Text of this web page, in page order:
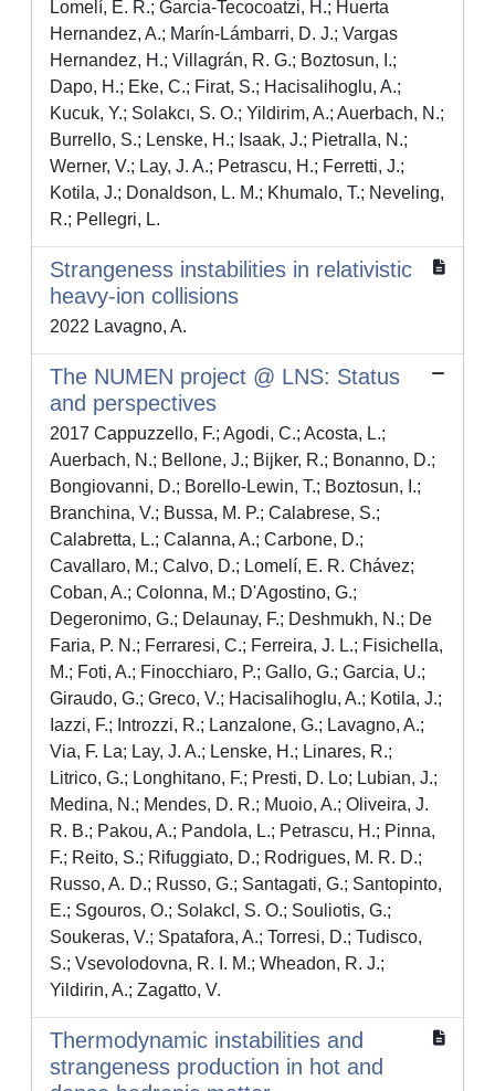
Lomelí, E. R.; Garcia-Tecocoatzi, H.; Huerta
Hernandez, A.; Marín-Lámbarri, D. J.; Vargas
Hernandez, H.; Villagrán, R. G.; Boztosun, I.;
Dapo, H.; Eke, C.; Firat, S.; Hacisalihoglu, A.;
Kucuk, Y.; Solakcı, S. O.; Yildirim, A.; Auerbach, N.;
Burrello, S.; Lenske, H.; Isaak, J.; Pietralla, N.;
Werner, V.; Lay, J. A.; Petrascu, H.; Ferretti, J.;
Kotila, J.; Donaldson, L. M.; Khumalo, T.; Neveling,
R.; Pellegri, L.
Strangeness instabilities in relativistic
heavy-ion collisions
2022 Lavagno, A.
The NUMEN project @ LNS: Status
and perspectives
2017 Cappuzzello, F.; Agodi, C.; Acosta, L.;
Auerbach, N.; Bellone, J.; Bijker, R.; Bonanno, D.;
Bongiovanni, D.; Borello-Lewin, T.; Boztosun, I.;
Branchina, V.; Bussa, M. P.; Calabrese, S.;
Calabretta, L.; Calanna, A.; Carbone, D.;
Cavallaro, M.; Calvo, D.; Lomelí, E. R. Chávez;
Coban, A.; Colonna, M.; D'Agostino, G.;
Degeronimo, G.; Delaunay, F.; Deshmukh, N.; De
Faria, P. N.; Ferraresi, C.; Ferreira, J. L.; Fisichella,
M.; Foti, A.; Finocchiaro, P.; Gallo, G.; Garcia, U.;
Giraudo, G.; Greco, V.; Hacisalihoglu, A.; Kotila, J.;
Iazzi, F.; Introzzi, R.; Lanzalone, G.; Lavagno, A.;
Via, F. La; Lay, J. A.; Lenske, H.; Linares, R.;
Litrico, G.; Longhitano, F.; Presti, D. Lo; Lubian, J.;
Medina, N.; Mendes, D. R.; Muoio, A.; Oliveira, J.
R. B.; Pakou, A.; Pandola, L.; Petrascu, H.; Pinna,
F.; Reito, S.; Rifuggiato, D.; Rodrigues, M. R. D.;
Russo, A. D.; Russo, G.; Santagati, G.; Santopinto,
E.; Sgouros, O.; Solakcl, S. O.; Souliotis, G.;
Soukeras, V.; Spatafora, A.; Torresi, D.; Tudisco,
S.; Vsevolodovna, R. I. M.; Wheadon, R. J.;
Yildirin, A.; Zagatto, V.
Thermodynamic instabilities and
strangeness production in hot and